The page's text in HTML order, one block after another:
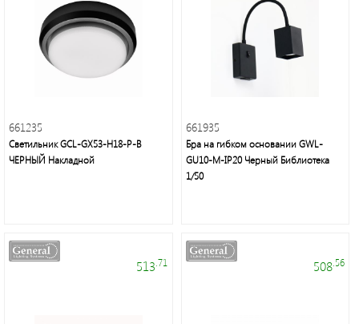
торшеры,
декоративное
освещение
661235
Светильник GCL-GX53-H18-P-B
ЧЕРНЫЙ Накладной
661935
Бра на гибком основании GWL-
GU10-M-IP20 Черный Библиотека
1/50
513 .71 508 .56